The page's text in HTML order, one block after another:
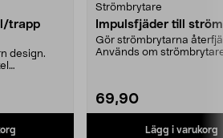
trapp
design.
Strömbrytare
Impulsfjäder till
Gör strömbrytarna
Används om
69,90
Lägg i varukorg